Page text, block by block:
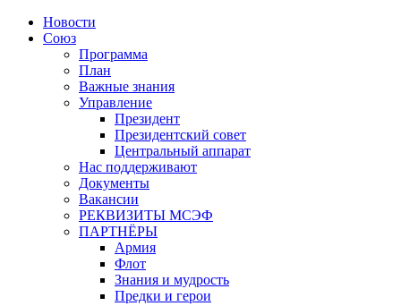
Новости
Союз
Программа
План
Важные знания
Управление
Президент
Президентский совет
Центральный аппарат
Нас поддерживают
Документы
Вакансии
РЕКВИЗИТЫ МСЭФ
ПАРТНЁРЫ
Армия
Флот
Знания и мудрость
Предки и герои